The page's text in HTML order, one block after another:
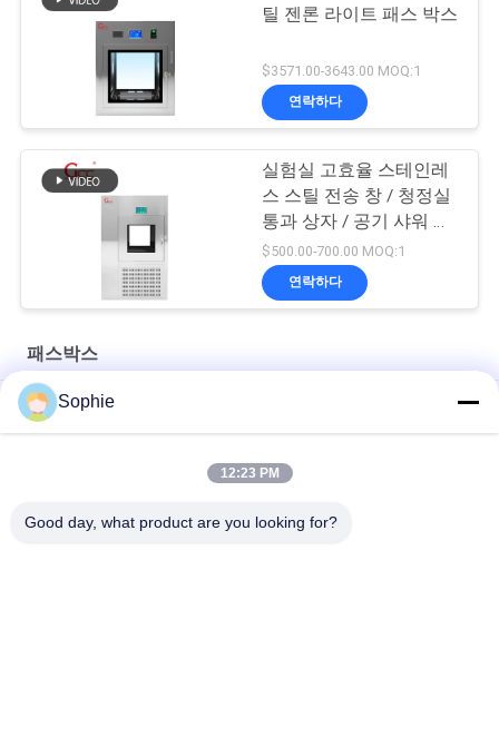
틸 젠론 라이트 패스 박스
$3571.00-3643.00 MOQ:1
연락하다
실험실 고효율 스테인레
스 스틸 전송 창 / 청정실
통과 상자 / 공기 샤워 전
송 상자
$500.00-700.00 MOQ:1
연락하다
패스박스
스테인리스 스틸 1000V 50Hz 기계적 청정실 패스 박스
Sophie
12:23 PM
Good day, what product are you looking for?